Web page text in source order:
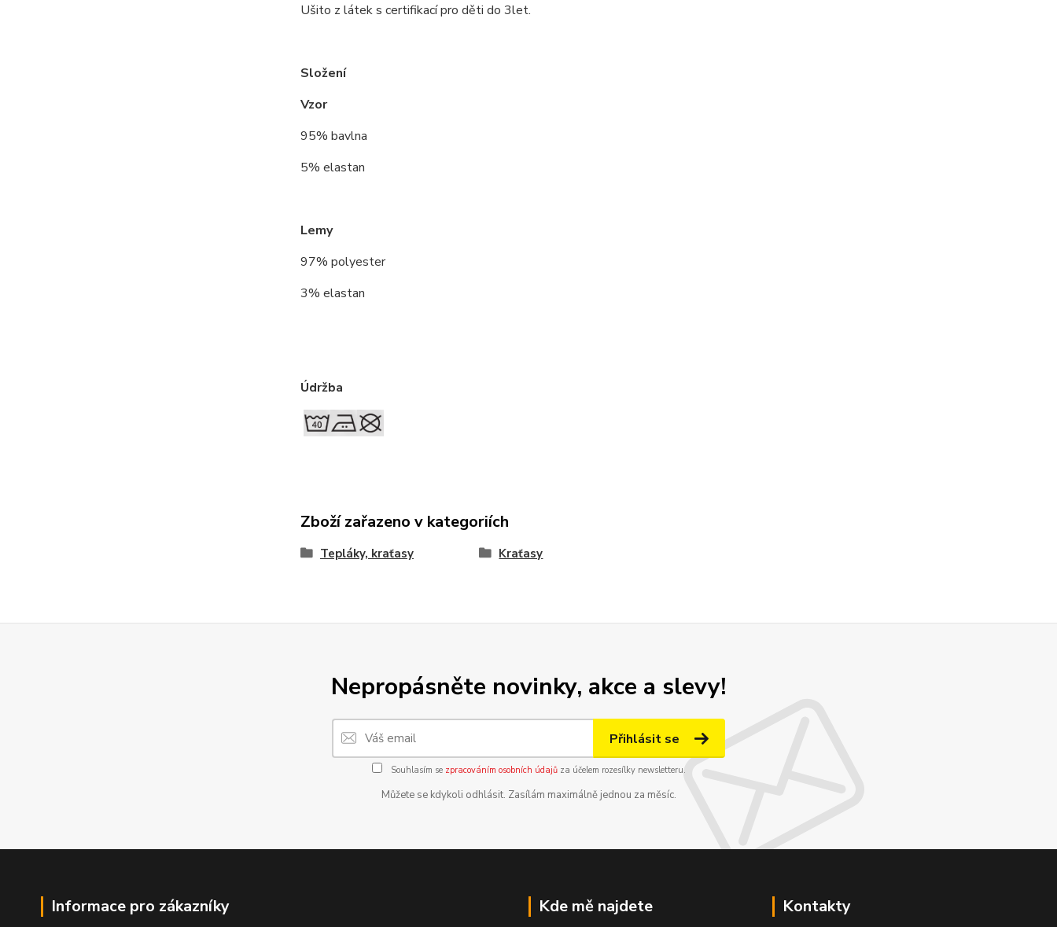
Ušito z látek s certifikací pro děti do 3let.
Složení
Vzor
95% bavlna
5% elastan
Lemy
97% polyester
3% elastan
Údržba
Zboží zařazeno v kategoriích
Tepláky, kraťasy Kraťasy
Nepropásněte novinky, akce a slevy!
Přihlásit se
Souhlasím se zpracováním osobních údajůza účelem rozesílky newsletteru.
Můžete se kdykoli odhlásit. Zasílám maximálně jednou za měsíc.
Informace pro zákazníky Kde mě najdete Kontakty